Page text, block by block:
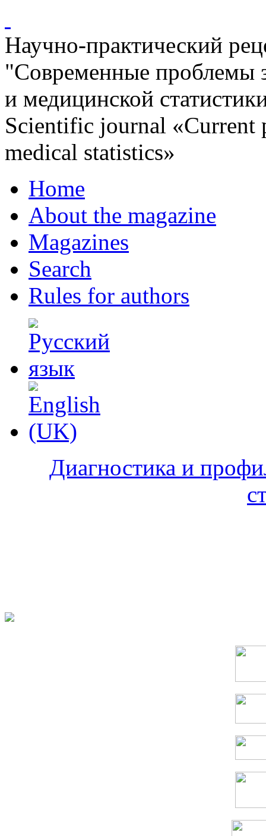
Научно-практический
"Современные проблемы
и медицинской
Scientific journal «Current
medical statistics»
Home
About the magazine
Magazines
Search
Rules for authors
Диагностика и